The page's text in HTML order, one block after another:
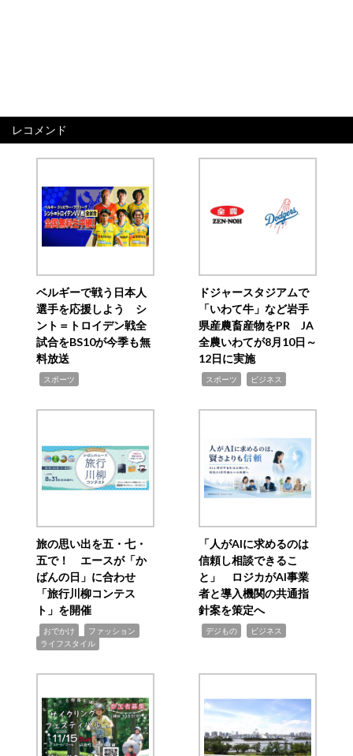
レコメンド
ベルギーで戦う日本人
選手を応援しよう シ
ント＝トロイデン戦全
試合をBS10が今季も無
料放送
スポーツ
ドジャースタジアムで
「いわて牛」など岩手
県産農畜産物をPR JA
全農いわてが8月10日～
12日に実施
スポーツ ビジネス
旅の思い出を五・七・
五で！ エースが「か
ばんの日」に合わせ
「旅行川柳コンテス
ト」を開催
おでかけ ファッション
ライフスタイル
「人がAIに求めるのは
信頼し相談できるこ
と」 ロジカがAI事業
者と導入機関の共通指
針案を策定へ
デジもの ビジネス